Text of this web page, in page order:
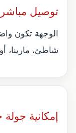
توصيل مباشر
الوجهة تكون
شاطئ، مارينا،
إمكانية